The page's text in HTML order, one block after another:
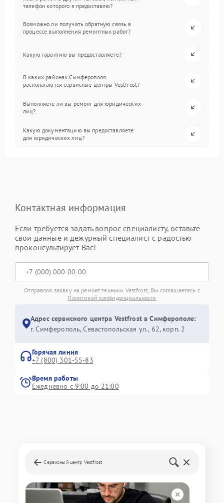
телефон которого я предоставлю?
Возможно ли получать обратную связь в
процессе выполнения ремонтных работ?
Какую гарантию вы предоставляете?
В каких районах Симферополя
располагаются сервисные центры Vestfrost?
Выполняете ли вы ремонт для юридических
лиц?
Какую документацию вы предоставляете
для юридических лиц?
Контактная информация
Если требуется задать вопрос специалисту, оставьте
свои данные и дежурный специалист с радостью
проконсультирует Вас!
Отправляя заявку на ремонт техники Vestfrost, Вы соглашаетесь с
Политикой конфиденциальности
Адрес сервисного центра Vestfrost в Симферополе:
г. Симферополь, Севастопольская ул., 62, корп. 2
Горячая линия
+7 (800) 301-55-83
Время работы
Ежедневно с 9:00 до 21:00
Сервисный центр Vestfrost